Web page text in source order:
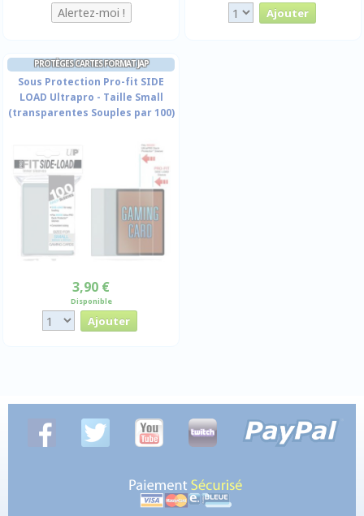
PROTÈGES CARTES FORMAT JAP
Sous Protection Pro-fit SIDE
LOAD Ultrapro - Taille Small
(transparentes Souples par 100)
3,90 €
Disponible